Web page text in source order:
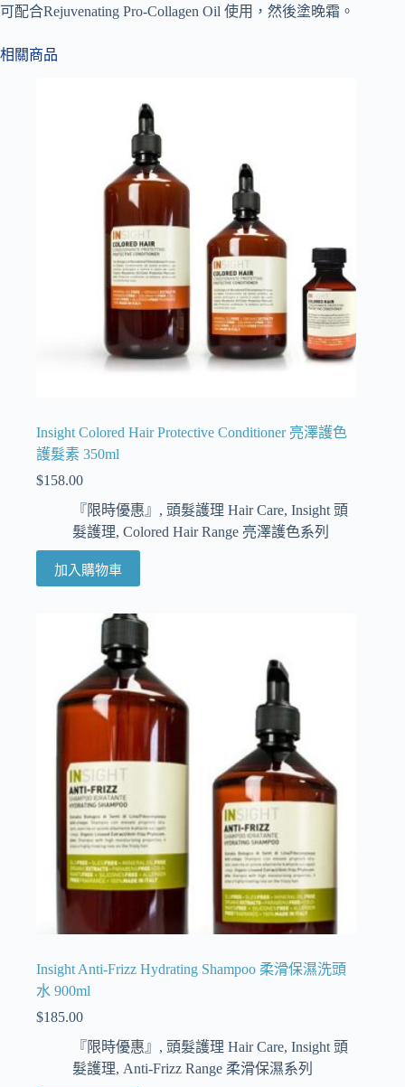
可配合Rejuvenating Pro-Collagen Oil 使用，然後塗晚霜。
相關商品
Insight Colored Hair Protective Conditioner 亮澤護色
護髮素 350ml
$158.00
『限時優惠』 , 頭髮護理 Hair Care, Insight 頭
髮護理, Colored Hair Range 亮澤護色系列
加入購物車
Insight Anti-Frizz Hydrating Shampoo 柔滑保濕洗頭
水 900ml
$185.00
『限時優惠』 , 頭髮護理 Hair Care, Insight 頭
髮護理, Anti-Frizz Range 柔滑保濕系列